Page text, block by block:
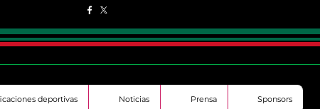
deportivas Noticias Prensa Sponsors